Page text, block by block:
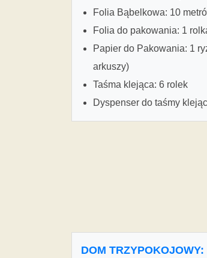
Folia Bąbelkowa: 10
Folia do pakowania: 1
Papier do Pakowania: 1
arkuszy)
Taśma klejąca: 6 rolek
Dyspenser do taśmy
DOM TRZYPOKOJOWY: